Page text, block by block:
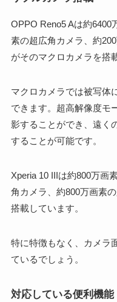
OPPO Reno5 Aは約6400
素の超広角カメラ、約
がそのマクロカメラを搭
マクロカメラでは被写体
できます。超高解像度モ
影することができ、遠く
することが可能です。
Xperia 10 IIIは約800万画
角カメラ、約800万画素
搭載しています。
特に特徴もなく、カメラ
ているでしょう。
対応している便利機能